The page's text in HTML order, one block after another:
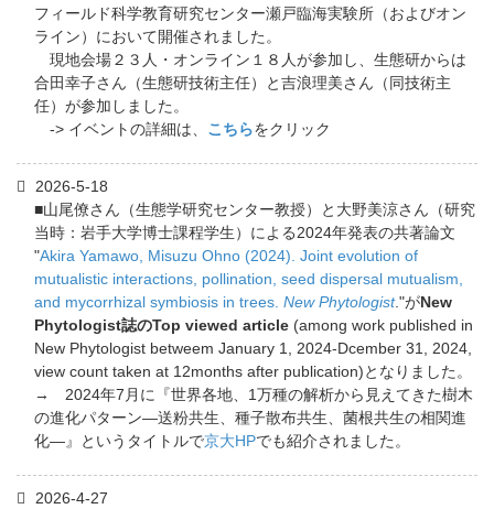
フィールド科学教育研究センター瀬戸臨海実験所（およびオン
ライン）において開催されました。
現地会場２３人・オンライン１８人が参加し、生態研からは
合田幸子さん（生態研技術主任）と吉浪理美さん（同技術主
任）が参加しました。
-> イベントの詳細は、 こちらをクリック
2026-5-18
■山尾僚さん（生態学研究センター教授）と大野美涼さん（研究
当時：岩手大学博士課程学生）による2024年発表の共著論文
"Akira Yamawo, Misuzu Ohno (2024). Joint evolution of
mutualistic interactions, pollination, seed dispersal mutualism,
and mycorrhizal symbiosis in trees. New Phytologist."がNew
Phytologist誌のTop viewed article (among work published in
New Phytologist betweem January 1, 2024-Dcember 31, 2024,
view count taken at 12months after publication)となりました。
→ 2024年7月に『世界各地、1万種の解析から見えてきた樹木
の進化パターン―送粉共生、種子散布共生、菌根共生の相関進
化―』というタイトルで京大HPでも紹介されました。
2026-4-27